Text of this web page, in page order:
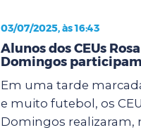
03/07/2025, às 16:43
Alunos dos CEUs
Domingos
Em uma tarde
e muito futebol, os
Domingos realizaram,